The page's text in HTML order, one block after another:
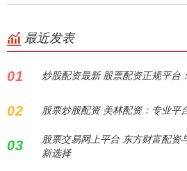
最近发表
01 炒股配资最新 股票配资正规平台
02 股票炒股配资 美林配资：专业平
03
股票交易网上平台 东方财富配资
新选择